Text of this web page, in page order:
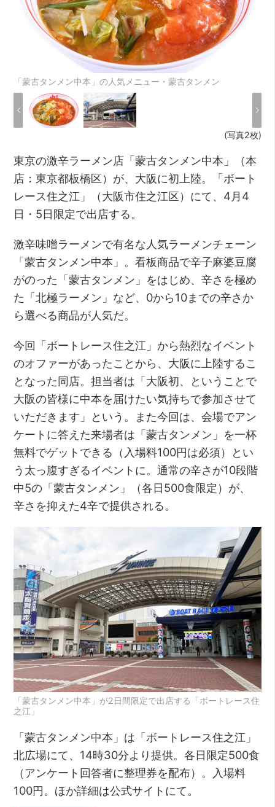
「蒙古タンメン中本」の人気メニュー・蒙古タンメン
(写真2枚)
東京の激辛ラーメン店「蒙古タンメン中本」（本
店：東京都板橋区）が、大阪に初上陸。「ボート
レース住之江」（大阪市住之江区）にて、4月4
日・5日限定で出店する。
激辛味噌ラーメンで有名な人気ラーメンチェーン
「蒙古タンメン中本」。看板商品で辛子麻婆豆腐
がのった「蒙古タンメン」をはじめ、辛さを極め
た「北極ラーメン」など、0から10までの辛さか
ら選べる商品が人気だ。
今回「ボートレース住之江」から熱烈なイベント
のオファーがあったことから、大阪に上陸するこ
となった同店。担当者は「大阪初、ということで
大阪の皆様に中本を届けたい気持ちで参加させて
いただきます」という。また今回は、会場でアン
ケートに答えた来場者は「蒙古タンメン」を一杯
無料でゲットできる（入場料100円は必須）とい
う太っ腹すぎるイベントに。通常の辛さが10段階
中5の「蒙古タンメン」（各日500食限定）が、
辛さを抑えた4辛で提供される。
「蒙古タンメン中本」が2日間限定で出店する「ボートレース住
之江」
「蒙古タンメン中本」は「ボートレース住之江」
北広場にて、14時30分より提供。各日限定500食
（アンケート回答者に整理券を配布）。入場料
100円。ほか詳細は公式サイトにて。